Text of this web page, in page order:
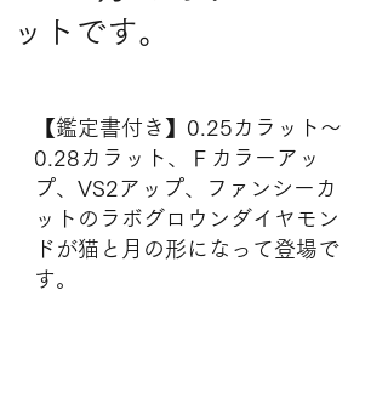
ットです。
【鑑定書付き】0.25カラット〜
0.28カラット、Ｆカラーアッ
プ、VS2アップ、ファンシーカ
ットのラボグロウンダイヤモン
ドが猫と月の形になって登場で
す。